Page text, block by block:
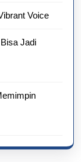
Voice
Jadi